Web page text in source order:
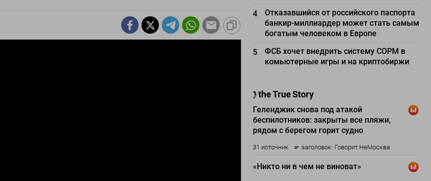
4
Отказавшийся от российского паспорта
банкир-миллиардер может стать самым
богатым человеком в Европе
5
ФСБ хочет внедрить систему СОРМ в
комьютерные игры и на криптобиржи